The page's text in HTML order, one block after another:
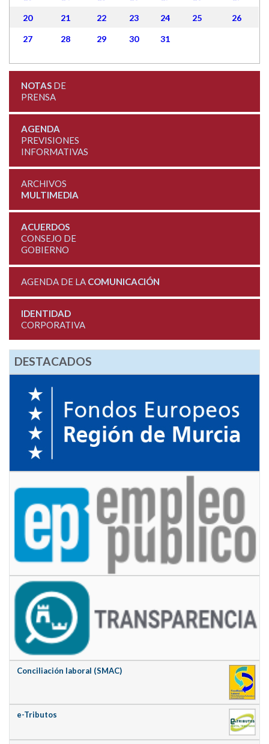
20 21 22 23 24 25 26
27 28 29 30 31
NOTASDE
PRENSA
AGENDA
PREVISIONES
INFORMATIVAS
ARCHIVOS
MULTIMEDIA
ACUERDOS
CONSEJO DE
GOBIERNO
AGENDA DE LA COMUNICACIÓN
IDENTIDAD
CORPORATIVA
DESTACADOS
Conciliación laboral (SMAC)
e-Tributos